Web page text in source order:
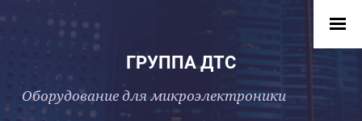
ГРУППА ДТС
Оборудование для микроэлектроники